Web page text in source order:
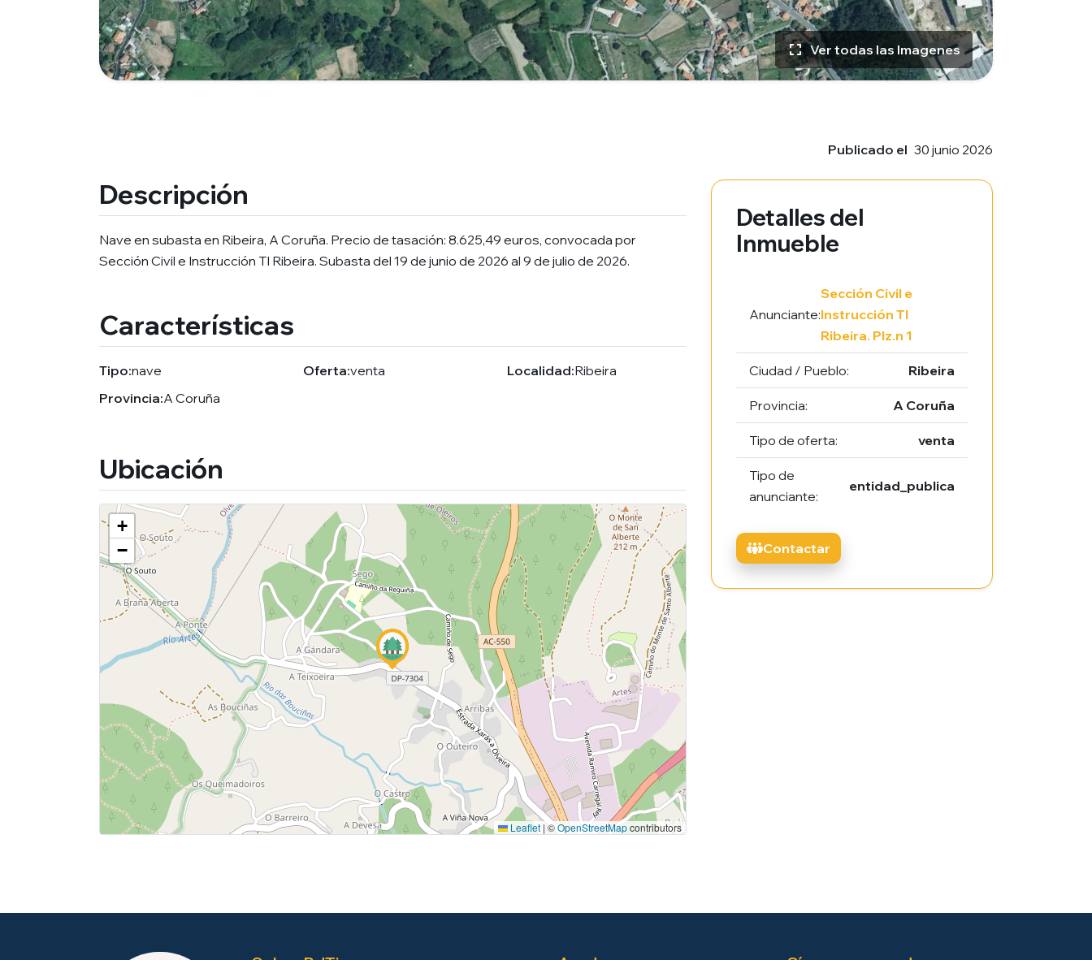
Ver todas las Imagenes
Publicado el 30 junio 2026
Descripción
Nave en subasta en Ribeira, A Coruña. Precio de tasación: 8.625,49 euros, convocada por
Sección Civil e Instrucción TI Ribeira. Subasta del 19 de junio de 2026 al 9 de julio de 2026.
Características
Tipo:nave Oferta:venta Localidad:Ribeira
Provincia:A Coruña
Ubicación
+
−
Leaflet | ©OpenStreetMapcontributors
Detalles del
Inmueble
Anunciante:
Sección Civil e
Instrucción TI
Ribeira. Plz.n 1
Ciudad / Pueblo: Ribeira
Provincia: A Coruña
Tipo de oferta: venta
Tipo de
anunciante:
entidad_publica
Contactar